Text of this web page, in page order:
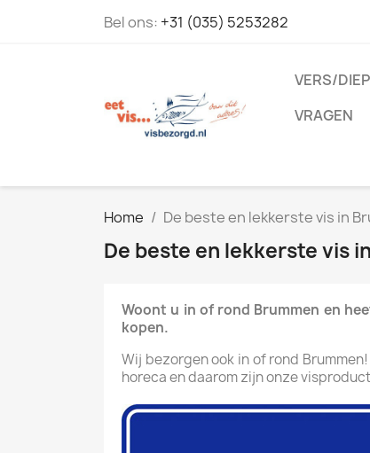
Bel ons: +31 (035) 5253282
VERS/
VRAGEN
Home De beste en lekkerste vis in
De beste en lekkerste vis
Woont u in of rond Brummen en
kopen.
Wij bezorgen ook in of rond
horeca en daarom zijn onze